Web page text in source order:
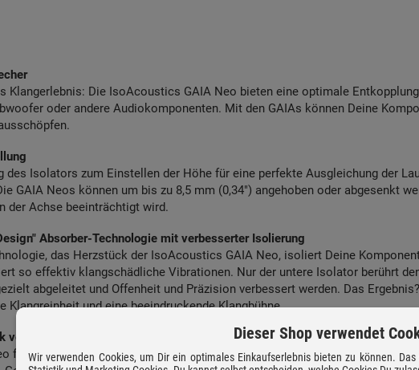
Klangerlebnis: Die IsoAcoustics GAIA Neo bieten eine optimale
oder andere Audiokomponenten. Mit den GAIAs können Deine
des Isolators zum Einstellen der Höhe für eine perfekte Ausgleichung der
GAIA Neos können um bis zu 8,5 mm (0,34″) angehoben oder abgesenkt
der Achse beeinträchtigt wird.
Absorber-Technologie mit verbesserter Isolierung
das Herzstück der IsoAcoustics GAIA Neo, isoliert Deine
so effektiv klangschädliche Vibrationen. Nur der untere Isolator berührt
abgeleitet und Offenheit und Präzision verbessert werden. Das
Klangreinheit und eine beeindruckende Klangbühne.
Gewindeadapter
flexibel einsetzen: Sie werden an die Lautsprecher geschraubt, um
Dieser Shop verwendet
Wir verwenden Cookies, um Dir ein optimales Einkaufserlebnis bieten zu können.